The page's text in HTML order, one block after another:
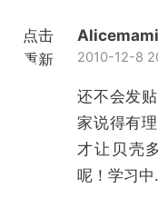
点击
重新
Alicemami
2010-12-8
还不会发
家说得有
才让贝壳
呢！学习